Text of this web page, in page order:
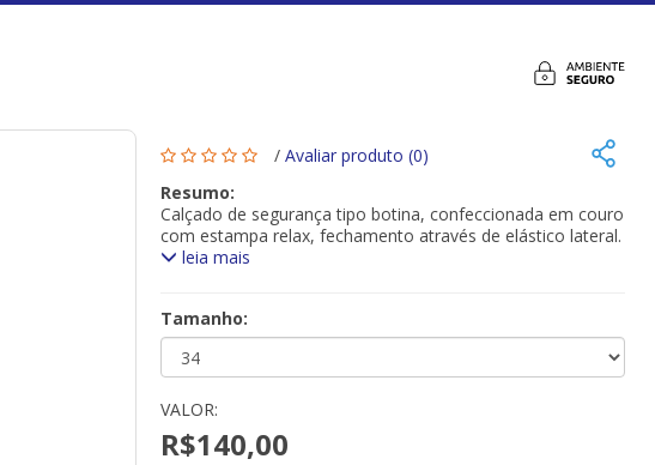
/ Avaliar produto (0)
Resumo:
Calçado de segurança tipo botina, confeccionada em couro
com estampa relax, fechamento através de elástico lateral.
leia mais
Tamanho:
VALOR:
R$140,00